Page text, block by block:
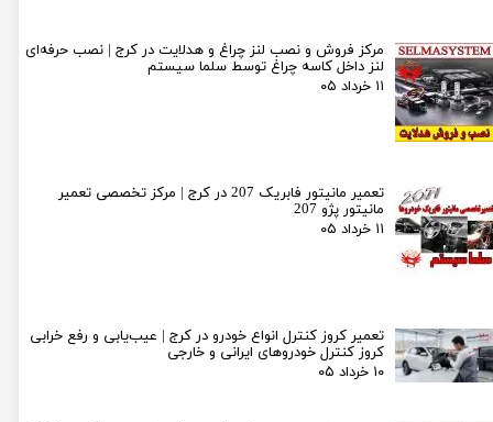
مرکز فروش و نصب لنز چراغ و هدلایت در کرج | نصب حرفه‌ای
لنز داخل کاسه چراغ توسط سلما سیستم
۱۱ خرداد ۰۵
تعمیر مانیتور فابریک 207 در کرج | مرکز تخصصی تعمیر
مانیتور پژو 207
۱۱ خرداد ۰۵
تعمیر کروز کنترل انواع خودرو در کرج | عیب‌یابی و رفع خرابی
کروز کنترل خودروهای ایرانی و خارجی
۱۰ خرداد ۰۵